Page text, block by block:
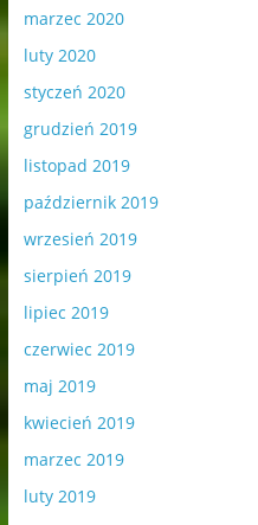
marzec 2020
luty 2020
styczeń 2020
grudzień 2019
listopad 2019
październik 2019
wrzesień 2019
sierpień 2019
lipiec 2019
czerwiec 2019
maj 2019
kwiecień 2019
marzec 2019
luty 2019